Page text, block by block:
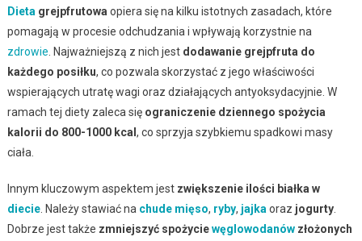
Dieta grejpfrutowa opiera się na kilku istotnych zasadach, które
pomagają w procesie odchudzania i wpływają korzystnie na
zdrowie . Najważniejszą z nich jest dodawanie grejpfruta do
każdego posiłku, co pozwala skorzystać z jego właściwości
wspierających utratę wagi oraz działających antyoksydacyjnie. W
ramach tej diety zaleca się ograniczenie dziennego spożycia
kalorii do 800-1000 kcal , co sprzyja szybkiemu spadkowi masy
ciała.
Innym kluczowym aspektem jest zwiększenie ilości białka w
diecie. Należy stawiać na chude mięso, ryby, jajka oraz jogurty.
Dobrze jest także zmniejszyć spożyciewęglowodanówzłożonych